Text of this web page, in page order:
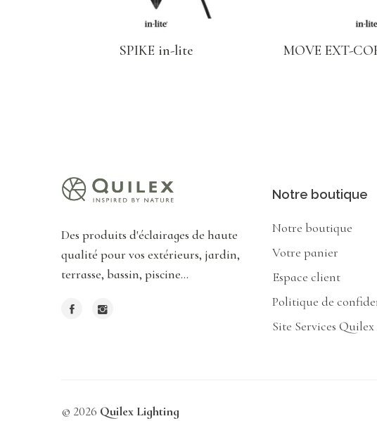
SPIKE in-lite MOVE EXT-
Des produits d'éclairages de haute
qualité pour vos extérieurs, jardin,
terrasse, bassin, piscine...
Notre boutique
Notre boutique
Votre panier
Espace client
Politique de
Site Services Quilex
© 2026 Quilex Lighting